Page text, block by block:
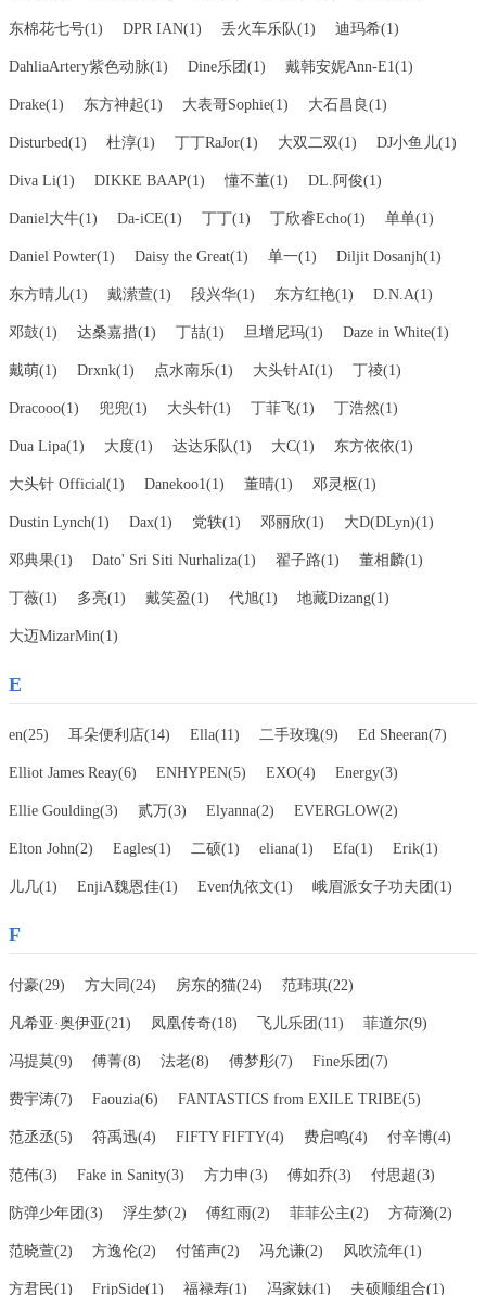
东棉花七号(1) DPR IAN(1) 丢火车乐队(1) 迪玛希(1)
DahliaArtery紫色动脉(1) Dine乐团(1) 戴韩安妮Ann-E1(1)
Drake(1) 东方神起(1) 大表哥Sophie(1) 大石昌良(1)
Disturbed(1) 杜淳(1) 丁丁RaJor(1) 大双二双(1) DJ小鱼儿(1)
Diva Li(1) DIKKE BAAP(1) 懂不董(1) DL.阿俊(1)
Daniel大牛(1) Da-iCE(1) 丁丁(1) 丁欣睿Echo(1) 单单(1)
Daniel Powter(1) Daisy the Great(1) 单一(1) Diljit Dosanjh(1)
东方晴儿(1) 戴潆萱(1) 段兴华(1) 东方红艳(1) D.N.A(1)
邓鼓(1) 达桑嘉措(1) 丁喆(1) 旦增尼玛(1) Daze in White(1)
戴萌(1) Drxnk(1) 点水南乐(1) 大头针AI(1) 丁祾(1)
Dracooo(1) 兜兜(1) 大头针(1) 丁菲飞(1) 丁浩然(1)
Dua Lipa(1) 大度(1) 达达乐队(1) 大C(1) 东方依依(1)
大头针 Official(1) Danekoo1(1) 董晴(1) 邓灵枢(1)
Dustin Lynch(1) Dax(1) 党轶(1) 邓丽欣(1) 大D(DLyn)(1)
邓典果(1) Dato' Sri Siti Nurhaliza(1) 翟子路(1) 董相麟(1)
丁薇(1) 多亮(1) 戴笑盈(1) 代旭(1) 地藏Dizang(1)
大迈MizarMin(1)
E
en(25) 耳朵便利店(14) Ella(11) 二手玫瑰(9) Ed Sheeran(7)
Elliot James Reay(6) ENHYPEN(5) EXO(4) Energy(3)
Ellie Goulding(3) 贰万(3) Elyanna(2) EVERGLOW(2)
Elton John(2) Eagles(1) 二硕(1) eliana(1) Efa(1) Erik(1)
儿几(1) EnjiA魏恩佳(1) Even仇依文(1) 峨眉派女子功夫团(1)
F
付豪(29) 方大同(24) 房东的猫(24) 范玮琪(22)
凡希亚·奥伊亚(21) 凤凰传奇(18) 飞儿乐团(11) 菲道尔(9)
冯提莫(9) 傅菁(8) 法老(8) 傅梦彤(7) Fine乐团(7)
费宇涛(7) Faouzia(6) FANTASTICS from EXILE TRIBE(5)
范丞丞(5) 符禹迅(4) FIFTY FIFTY(4) 费启鸣(4) 付辛博(4)
范伟(3) Fake in Sanity(3) 方力申(3) 傅如乔(3) 付思超(3)
防弹少年团(3) 浮生梦(2) 傅红雨(2) 菲菲公主(2) 方荷漪(2)
范晓萱(2) 方逸伦(2) 付笛声(2) 冯允谦(2) 风吹流年(1)
方君民(1) FripSide(1) 福禄寿(1) 冯家妹(1) 夫硕顺组合(1)